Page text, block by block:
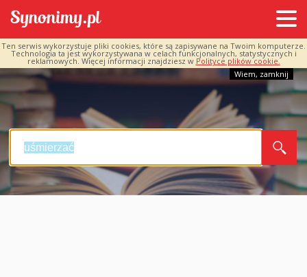
Ten serwis wykorzystuje pliki cookies, które są zapisywane na Twoim komputerze.
Technologia ta jest wykorzystywana w celach funkcjonalnych, statystycznych i
reklamowych. Więcej informacji znajdziesz w Polityce plików cookie.
Wiem, zamknij